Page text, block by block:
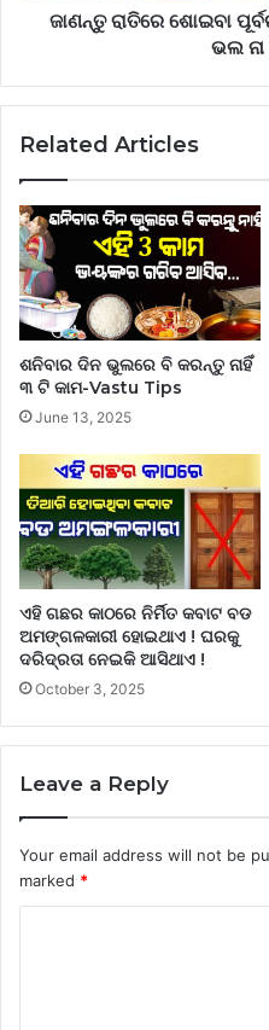
ଜାଣନ୍ତୁ ରାତିରେ ଶୋଇବା
ଭଲ ନା
Related Articles
ଶନିବାର ଦିନ ଭୁଲରେ ବି କରନ୍ତୁ ନାହିଁ
୩ ଟି କାମ-Vastu Tips
June 13, 2025
ଏହି ଗଛର କାଠରେ ନିର୍ମିତ କବାଟ ବଡ
ଅମଙ୍ଗଳକାରୀ ହୋଇଥାଏ ! ଘରକୁ
ଦରିଦ୍ରତା ନେଇକି ଆସିଥାଏ !
October 3, 2025
Leave a Reply
Your email address will not be
marked *